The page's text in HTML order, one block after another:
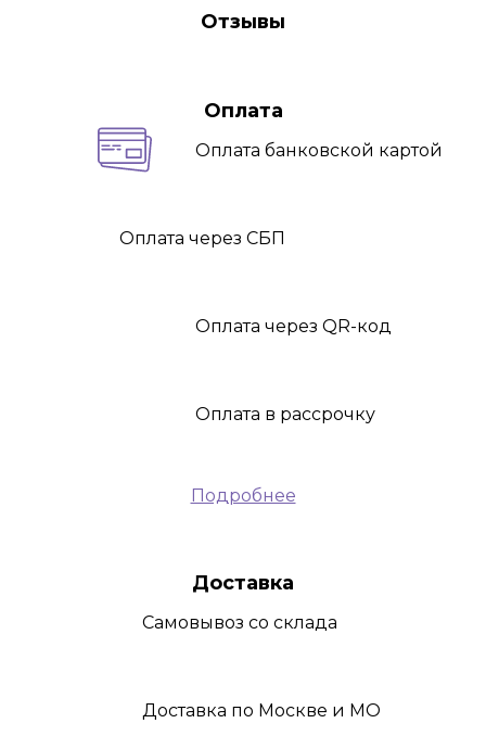
Отзывы
Оплата
Оплата банковской картой
Оплата через СБП
Оплата через QR-код
Оплата в рассрочку
Подробнее
Доставка
Самовывоз со склада
Доставка по Москве и МО